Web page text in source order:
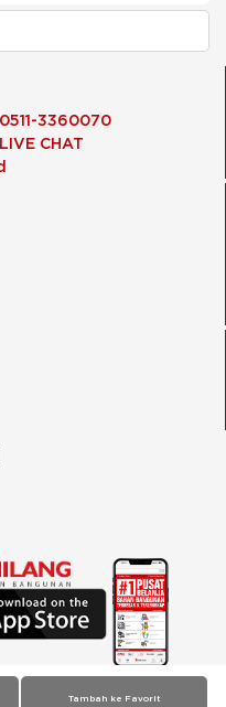
Tambah ke Favorit
3360070
CHAT
All rights reserved